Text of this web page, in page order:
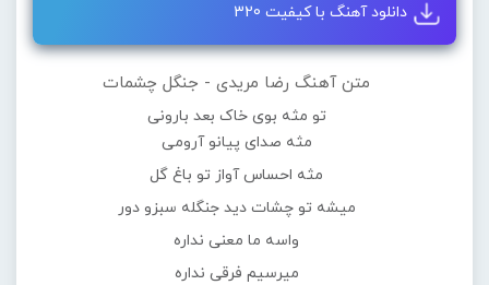
دانلود آهنگ با کیفیت 320
متن آهنگ رضا مریدی - جنگل چشمات
تو مثه بوی خاک بعد بارونی
مثه صدای پیانو آرومی
مثه احساس آواز تو باغ گل
میشه تو چشات دید جنگله سبزو دور
واسه ما معنی نداره
میرسیم فرقی نداره